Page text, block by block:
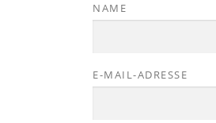
NAME
E-MAIL-ADRESSE